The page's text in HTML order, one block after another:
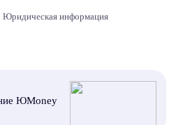
Юридическая информация
ЮMoney